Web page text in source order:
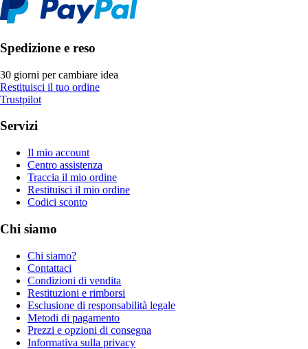
Spedizione e reso
30 giorni per cambiare idea
Restituisci il tuo ordine
Trustpilot
Servizi
Il mio account
Centro assistenza
Traccia il mio ordine
Restituisci il mio ordine
Codici sconto
Chi siamo
Chi siamo?
Contattaci
Condizioni di vendita
Restituzioni e rimborsi
Esclusione di responsabilità legale
Metodi di pagamento
Prezzi e opzioni di consegna
Informativa sulla privacy